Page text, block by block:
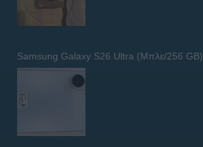
Samsung Galaxy S26 Ultra (Μπλε/256 GB)